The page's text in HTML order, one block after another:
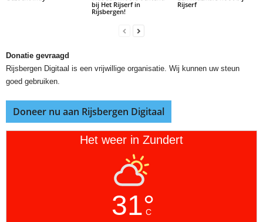
bij Het Rijserf in
Rijsbergen!
Rijserf
Donatie gevraagd
Rijsbergen Digitaal is een vrijwillige organisatie. Wij kunnen uw steun
goed gebruiken.
Doneer nu aan Rijsbergen Digitaal
Het weer in Zundert
31°
C